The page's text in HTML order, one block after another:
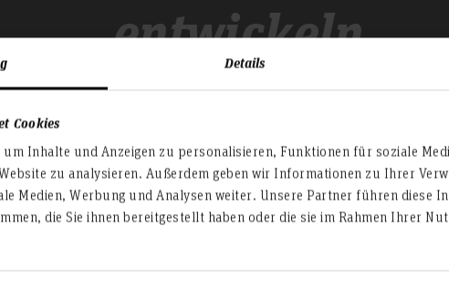
Details
Cookies
um Inhalte und Anzeigen zu personalisieren, Funktionen für soziale
zu analysieren. Außerdem geben wir Informationen zu Ihrer
Medien, Werbung und Analysen weiter. Unsere Partner führen diese
die Sie ihnen bereitgestellt haben oder die sie im Rahmen Ihrer
entwickeln.